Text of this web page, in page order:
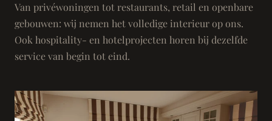
Van privéwoningen tot restaurants, retail en openbare
gebouwen: wij nemen het volledige interieur op ons.
Ook hospitality- en hotelprojecten horen bij dezelfde
service van begin tot eind.